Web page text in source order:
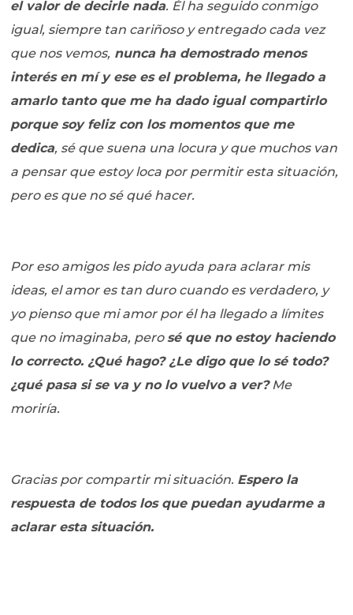
el valor de decirle nada. Él ha seguido conmigo
igual, siempre tan cariñoso y entregado cada vez
que nos vemos, nunca ha demostrado menos
interés en mí y ese es el problema, he llegado a
amarlo tanto que me ha dado igual compartirlo
porque soy feliz con los momentos que me
dedica, sé que suena una locura y que muchos van
a pensar que estoy loca por permitir esta situación,
pero es que no sé qué hacer.
Por eso amigos les pido ayuda para aclarar mis
ideas, el amor es tan duro cuando es verdadero, y
yo pienso que mi amor por él ha llegado a límites
que no imaginaba, perosé que no estoy haciendo
lo correcto. ¿Qué hago? ¿Le digo que lo sé todo?
¿qué pasa si se va y no lo vuelvo a ver?Me
moriría.
Gracias por compartir mi situación. Espero la
respuesta de todos los que puedan ayudarme a
aclarar esta situación.